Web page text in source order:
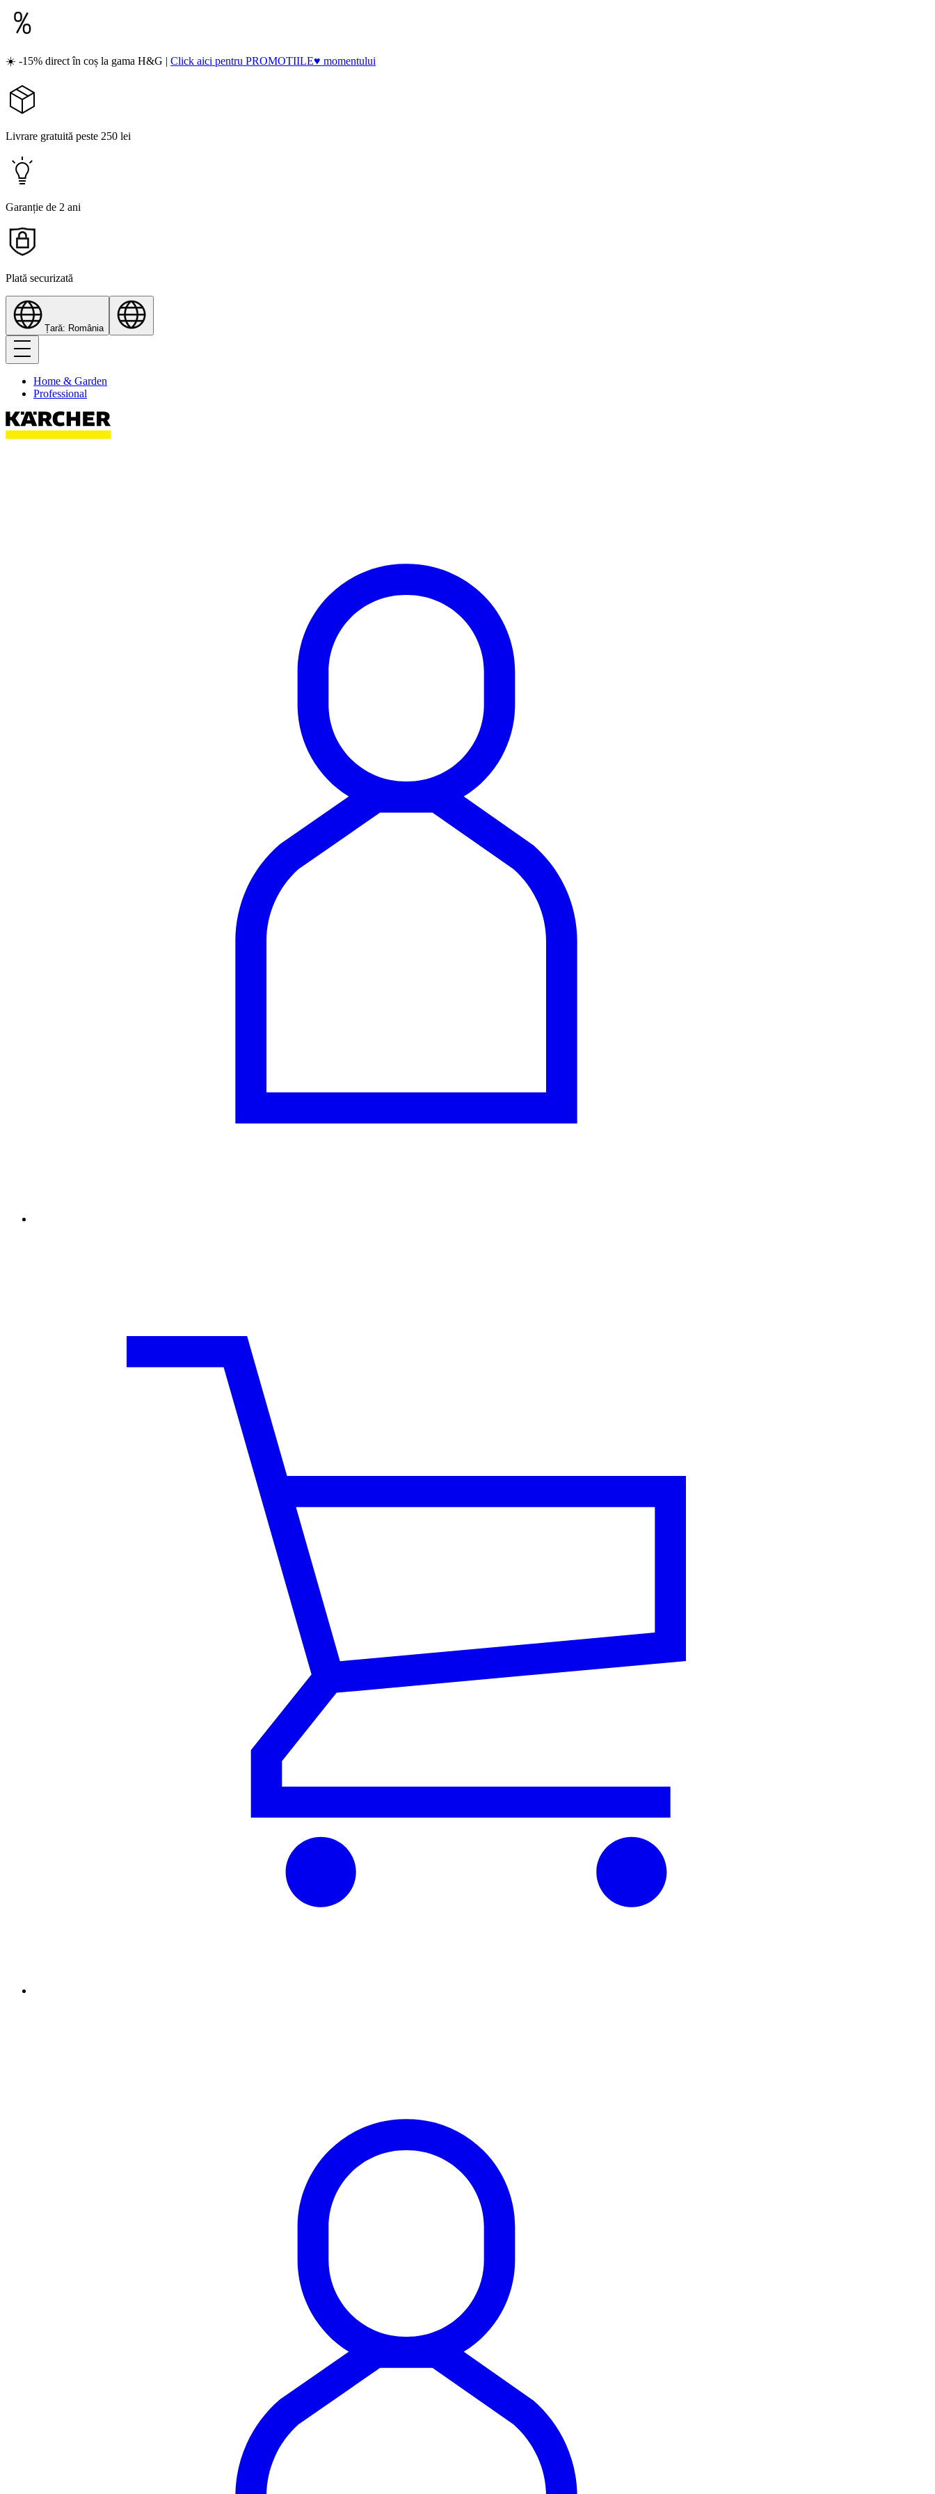
☀️ -15% direct în coș la gama H&G | Click aici pentru PROMOTIILE♥ momentului
Livrare gratuită peste 250 lei
Garanție de 2 ani
Plată securizată
Țară: România
Home & Garden
Professional